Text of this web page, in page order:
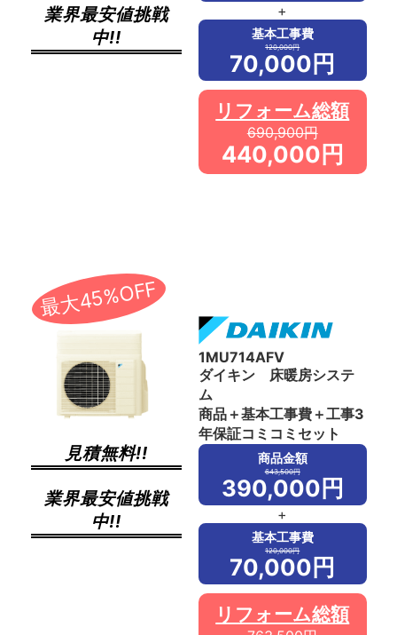
業界最安値挑戦
中!!
+
基本工事費
120,000円
70,000円
リフォーム総額
690,900円
440,000円
最大45%OFF
見積無料!!
業界最安値挑戦
中!!
1MU714AFV
ダイキン 床暖房システ
ム
商品＋基本工事費＋工事3
年保証コミコミセット
商品金額
643,500円
390,000円
+
基本工事費
120,000円
70,000円
リフォーム総額